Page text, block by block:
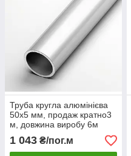
Труба кругла алюмінієва
50х5 мм, продаж кратно3
м, довжина виробу 6м
1 043 ₴/пог.м